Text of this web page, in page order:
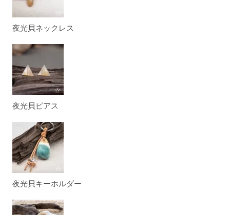
夜光貝ネックレス
夜光貝ピアス
夜光貝キーホルダー